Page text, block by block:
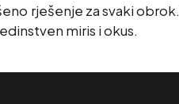
rješenje za svaki
miris i okus.